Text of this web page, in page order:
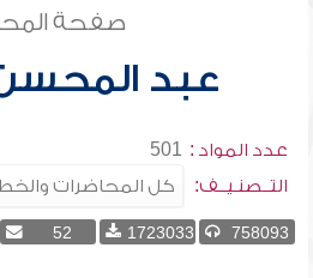
صفحة
عبد المحسن
عدد المواد : 501
التــصنـيــف:
758093
1723033
52